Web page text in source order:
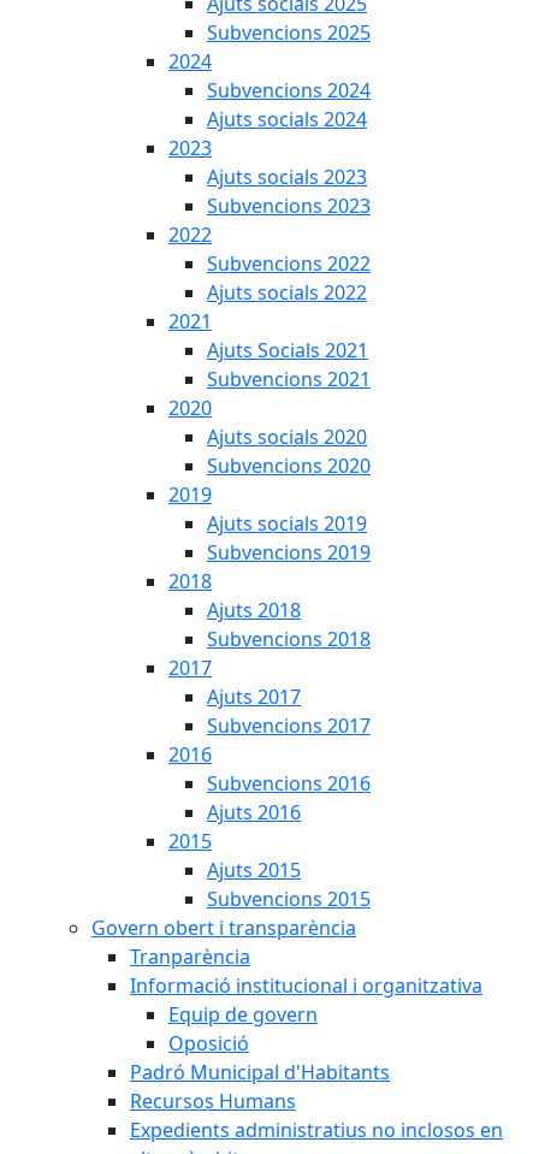
Subvencions 2025
2024
Subvencions 2024
Ajuts socials 2024
2023
Ajuts socials 2023
Subvencions 2023
2022
Subvencions 2022
Ajuts socials 2022
2021
Ajuts Socials 2021
Subvencions 2021
2020
Ajuts socials 2020
Subvencions 2020
2019
Ajuts socials 2019
Subvencions 2019
2018
Ajuts 2018
Subvencions 2018
2017
Ajuts 2017
Subvencions 2017
2016
Subvencions 2016
Ajuts 2016
2015
Ajuts 2015
Subvencions 2015
Govern obert i transparència
Tranparència
Informació institucional i organitzativa
Equip de govern
Oposició
Padró Municipal d'Habitants
Recursos Humans
Expedients administratius no inclosos en